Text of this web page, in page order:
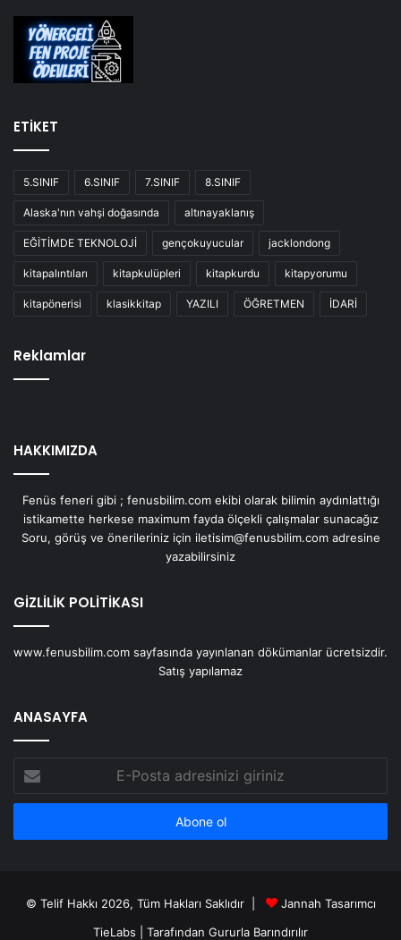
ETİKET
5.SINIF 6.SINIF 7.SINIF 8.SINIF
Alaska'nın vahşi doğasında altınayaklanış
EĞİTİMDE TEKNOLOJİ gençokuyucular jacklondong
kitapalıntıları kitapkulüpleri kitapkurdu kitapyorumu
kitapönerisi klasikkitap YAZILI ÖĞRETMEN İDARİ
Reklamlar
HAKKIMIZDA
Fenüs feneri gibi ; fenusbilim.com ekibi olarak bilimin aydınlattığı
istikamette herkese maximum fayda ölçekli çalışmalar sunacağız
Soru, görüş ve önerileriniz için iletisim@fenusbilim.com adresine
yazabilirsiniz
GİZLİLİK POLİTİKASI
www.fenusbilim.com sayfasında yayınlanan dökümanlar ücretsizdir.
Satış yapılamaz
ANASAYFA
Posta
adresinizi
© Telif Hakkı 2026, Tüm Hakları Saklıdır |
Jannah Tasarımcı
TieLabs | Tarafından Gururla Barındırılır